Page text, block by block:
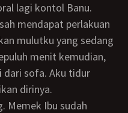
lagi kontol Banu.
mendapat perlakuan
mulutku yang sedang
menit kemudian,
dari sofa. Aku tidur
dirinya.